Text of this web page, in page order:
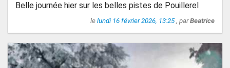
Belle journée hier sur les belles pistes de Pouillerel
le lundi 16 février 2026, 13:25, parBeatrice